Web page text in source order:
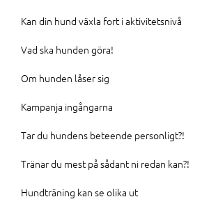
Kan din hund växla fort i aktivitetsnivå
Vad ska hunden göra!
Om hunden låser sig
Kampanja ingångarna
Tar du hundens beteende personligt?!
Tränar du mest på sådant ni redan kan?!
Hundträning kan se olika ut